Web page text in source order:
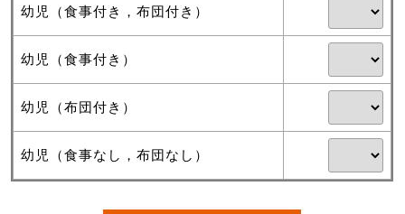
幼児（食事付き，布団付き）
幼児（食事付き）
幼児（布団付き）
幼児（食事なし，布団なし）